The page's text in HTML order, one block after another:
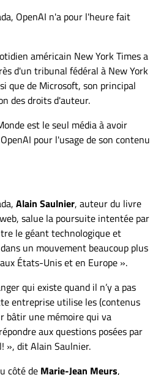
OpenAI n'a pour l'heure fait
américain New York Times a
d'un tribunal fédéral à New York
que de Microsoft, son principal
des droits d'auteur.
est le seul média à avoir
pour l'usage de son contenu
Alain Saulnier, auteur du livre
salue la poursuite intentée par
le géant technologique et
un mouvement beaucoup plus
États-Unis et en Europe ».
qui existe quand il n’y a pas
entreprise utilise les (contenus
bâtir une mémoire qui va
aux questions posées par
», dit Alain Saulnier.
côté de Marie-Jean Meurs,